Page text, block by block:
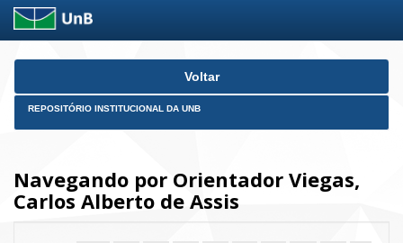
Skip
Voltar
REPOSITÓRIO INSTITUCIONAL DA UNB
Navegando por Orientador Viegas,
Carlos Alberto de Assis